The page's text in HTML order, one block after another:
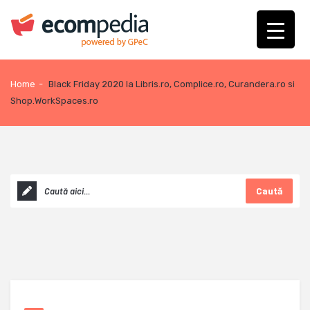
Home - Black Friday 2020 la Libris.ro, Complice.ro, Curandera.ro si
Shop.WorkSpaces.ro
Caută